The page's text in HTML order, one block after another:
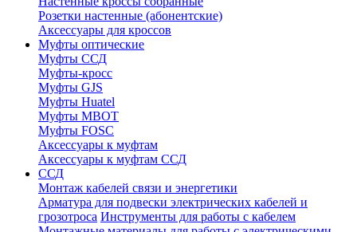
Розетки настенные (абонентские)
Аксессуары для кроссов
Муфты оптические
Муфты ССД
Муфты-кросс
Муфты GJS
Муфты Huatel
Муфты МВОТ
Муфты FOSC
Аксессуары к муфтам
Аксессуары к муфтам ССД
ССД
Монтаж кабелей связи и энергетики
Арматура для подвески электрических кабелей и
грозотроса Инструменты для работы с кабелем